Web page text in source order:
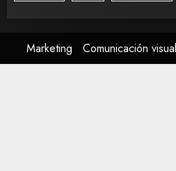
Marketing Comunicación visual